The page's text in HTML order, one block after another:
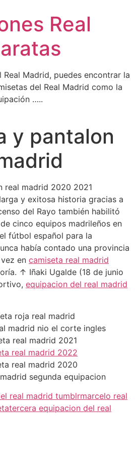
Real
Real Madrid, puedes encontrar la
del Real Madrid como la
…..
y pantalon
y exitosa historia gracias a
del Rayo también habilitó
cinco equipos madrileños en
fútbol español para la
había contado una provincia
en camiseta real madrid
↑ Iñaki Ugalde (18 de junio
equipacion del real madrid
real madrid tumblrmarcelo real
tercera equipacion del real